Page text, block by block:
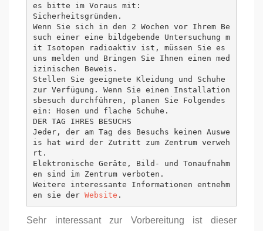
es bitte im Voraus mit:
Sicherheitsgründen.
Wenn Sie sich in den 2 Wochen vor Ihrem Be
such einer eine bildgebende Untersuchung m
it Isotopen radioaktiv ist, müssen Sie es
uns melden und Bringen Sie Ihnen einen med
izinischen Beweis.
Stellen Sie geeignete Kleidung und Schuhe
zur Verfügung. Wenn Sie einen Installation
sbesuch durchführen, planen Sie Folgendes
ein: Hosen und flache Schuhe.
DER TAG IHRES BESUCHS
Jeder, der am Tag des Besuchs keinen Auswe
is hat wird der Zutritt zum Zentrum verweh
rt.
Elektronische Geräte, Bild- und Tonaufnahm
en sind im Zentrum verboten.
Weitere interessante Informationen entnehm
en sie der Website .
Sehr interessant zur Vorbereitung ist dieser